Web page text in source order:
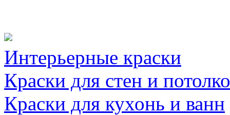
Интерьерные краски
Краски для стен и
Краски для кухонь и ванн